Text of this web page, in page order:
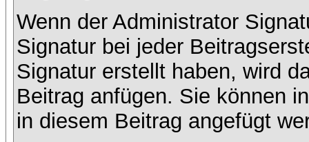
Wenn der Administrator
Signatur bei jeder
Signatur erstellt haben, wird
Beitrag anfügen. Sie können
in diesem Beitrag angefügt